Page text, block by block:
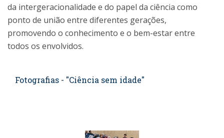
da intergeracionalidade e do papel da ciência como
ponto de união entre diferentes gerações,
promovendo o conhecimento e o bem-estar entre
todos os envolvidos.
Fotografias - "Ciência sem idade"